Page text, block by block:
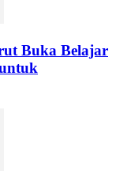
Buka Belajar